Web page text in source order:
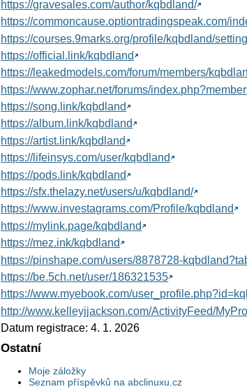
https://gravesales.com/author/kqbdland/
https://commoncause.optiontradingspeak.com/
https://courses.9marks.org/profile/kqbdland/
https://official.link/kqbdland
https://leakedmodels.com/forum/members/
https://www.zophar.net/forums/
https://song.link/kqbdland
https://album.link/kqbdland
https://artist.link/kqbdland
https://lifeinsys.com/user/kqbdland
https://pods.link/kqbdland
https://sfx.thelazy.net/users/u/kqbdland/
https://www.investagrams.com/Profile/kqbdland
https://mylink.page/kqbdland
https://mez.ink/kqbdland
https://pinshape.com/users/8878728-
https://be.5ch.net/user/186321535
https://www.myebook.com/
http://www.kelleyjjackson.com/ActivityFeed/
Datum registrace: 4. 1. 2026
Ostatní
Moje záložky
Seznam příspěvků na abclinuxu.cz